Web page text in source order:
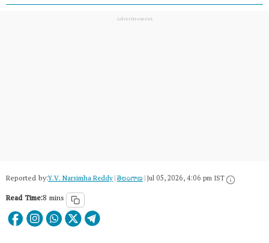
Reported by:Y.V. Narsimha Reddy|తెలంగాణ‌|Jul 05, 2026, 4:06 pm IST
Read Time:8 mins